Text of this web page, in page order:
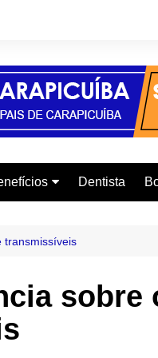
de Informática
de Inglês
Dentista
transmissíveis
sobre